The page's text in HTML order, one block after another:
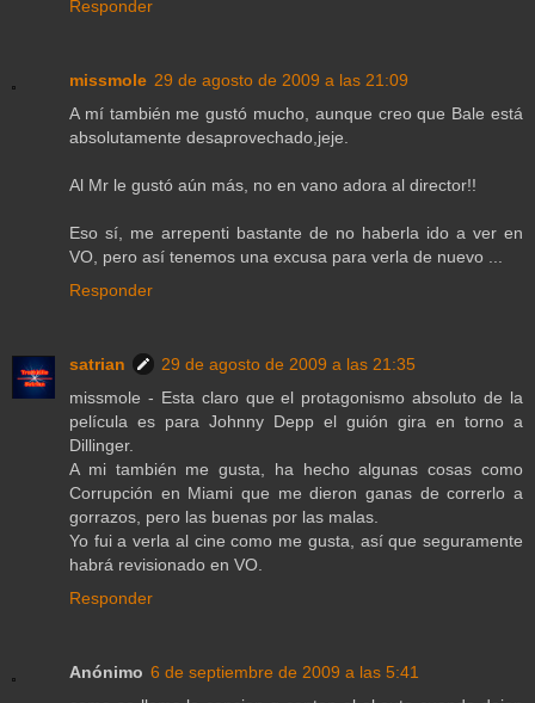
Responder
missmole 29 de agosto de 2009 a las 21:09
A mí también me gustó mucho, aunque creo que Bale está
absolutamente desaprovechado,jeje.
Al Mr le gustó aún más, no en vano adora al director!!
Eso sí, me arrepenti bastante de no haberla ido a ver en
VO, pero así tenemos una excusa para verla de nuevo ...
Responder
satrian
29 de agosto de 2009 a las 21:35
missmole - Esta claro que el protagonismo absoluto de la
película es para Johnny Depp el guión gira en torno a
Dillinger.
A mi también me gusta, ha hecho algunas cosas como
Corrupción en Miami que me dieron ganas de correrlo a
gorrazos, pero las buenas por las malas.
Yo fui a verla al cine como me gusta, así que seguramente
habrá revisionado en VO.
Responder
Anónimo 6 de septiembre de 2009 a las 5:41